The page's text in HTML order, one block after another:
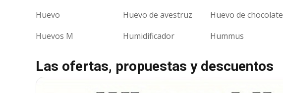
Huevo
Huevo de avestruz Huevo de chocolate
Huevos M
Humidificador Hummus
Las ofertas, propuestas y descuentos